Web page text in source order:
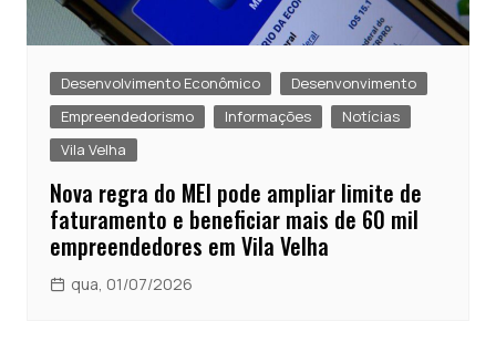
Desenvolvimento Econômico
Desenvonvimento
Empreendedorismo
Informações
Notícias
Vila Velha
Nova regra do MEI pode ampliar limite de
faturamento e beneficiar mais de 60 mil
empreendedores em Vila Velha
qua, 01/07/2026